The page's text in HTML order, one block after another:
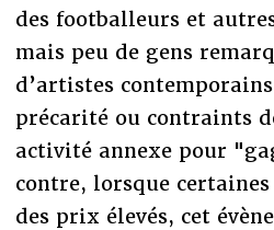
des footballeurs et
mais peu de gens
d’artistes
précarité ou contraints
activité annexe pour
contre, lorsque
des prix élevés, cet